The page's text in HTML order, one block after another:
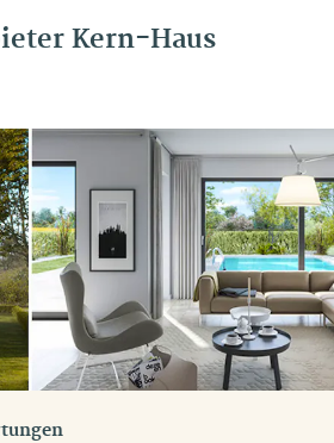
Kern-Haus